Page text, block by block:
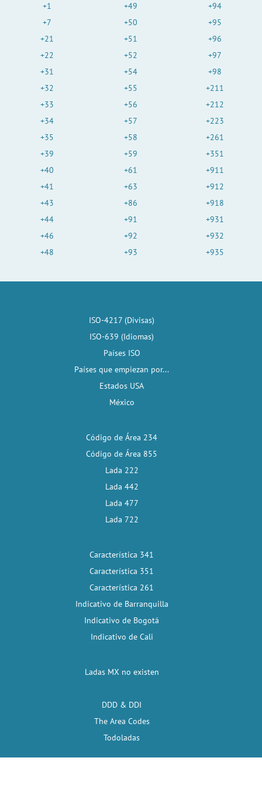
+1
+7
+21
+22
+31
+32
+33
+34
+35
+39
+40
+41
+43
+44
+46
+48
+49
+50
+51
+52
+54
+55
+56
+57
+58
+59
+61
+63
+86
+91
+92
+93
+94
+95
+96
+97
+98
+211
+212
+223
+261
+351
+911
+912
+918
+931
+932
+935
ISO-4217 (Divisas)
ISO-639 (Idiomas)
Países ISO
Países que empiezan por...
Estados USA
México
Código de Área 234
Código de Área 855
Lada 222
Lada 442
Lada 477
Lada 722
Característica 341
Característica 351
Característica 261
Indicativo de Barranquilla
Indicativo de Bogotá
Indicativo de Cali
Ladas MX no existen
DDD & DDI
The Area Codes
Todoladas